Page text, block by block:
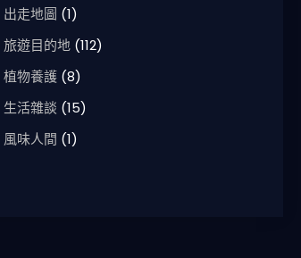
出走地圖 (1)
旅遊目的地(112)
植物養護(8)
生活雜談 (15)
風味人間 (1)